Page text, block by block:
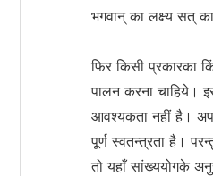
भगवान् का लक्ष्य सत्
फिर किसी प्रकारका
पालन करना चाहिये।
आवश्यकता नहीं है।
पूर्ण स्वतन्त्रता है।
तो यहाँ सांख्ययोगके